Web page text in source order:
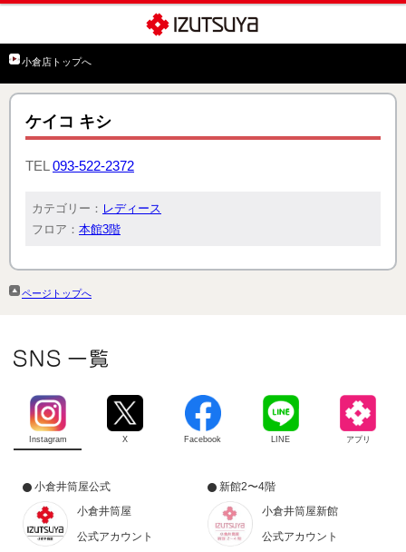
小倉店トップへ
ケイコ キシ
TEL 093-522-2372
カテゴリー： レディース
フロア： 本館3階
ページトップへ
Instagram X Facebook LINE アプリ
小倉井筒屋公式
小倉井筒屋
公式アカウント
新館2〜4階
小倉井筒屋新館
公式アカウント